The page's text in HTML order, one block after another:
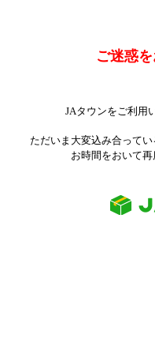
ご迷惑
JAタウンをご利用
ただいま大変込み合って
お時間をおいて